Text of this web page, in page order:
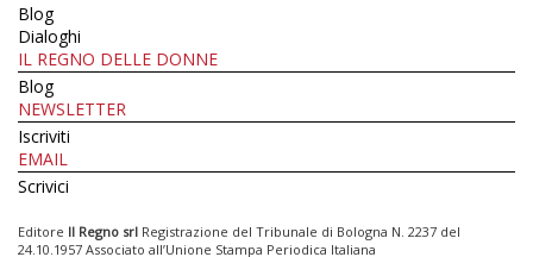
Blog
Dialoghi
IL REGNO DELLE DONNE
Blog
NEWSLETTER
Iscriviti
EMAIL
Scrivici
Editore Il Regno srl Registrazione del Tribunale di Bologna N. 2237 del
24.10.1957 Associato all’Unione Stampa Periodica Italiana